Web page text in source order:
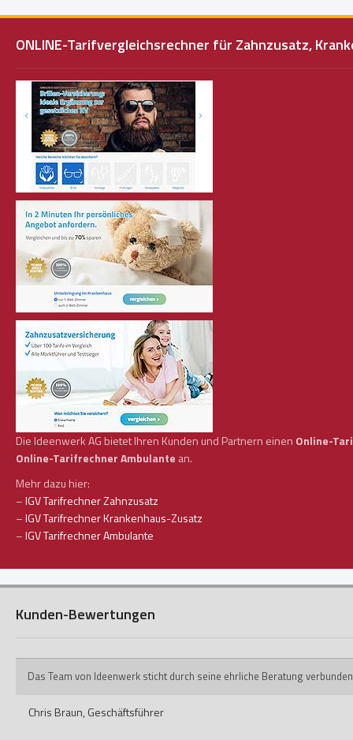
ONLINE-Tarifvergleichsrechner für Zahnzusatz,
Die Ideenwerk AG bietet Ihren Kunden und Partnern einen Online-
Online-Tarifrechner Ambulante an.
Mehr dazu hier:
–IGV Tarifrechner Zahnzusatz
–IGV Tarifrechner Krankenhaus-Zusatz
–IGV Tarifrechner Ambulante
Kunden-Bewertungen
Das Team von Ideenwerk sticht durch seine ehrliche Beratung
Chris Braun, Geschäftsführer